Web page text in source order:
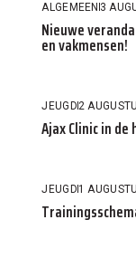
ALGEMEEN 3
Nieuwe
en vakmensen!
JEUGD2
Ajax Clinic in
JEUGD 1